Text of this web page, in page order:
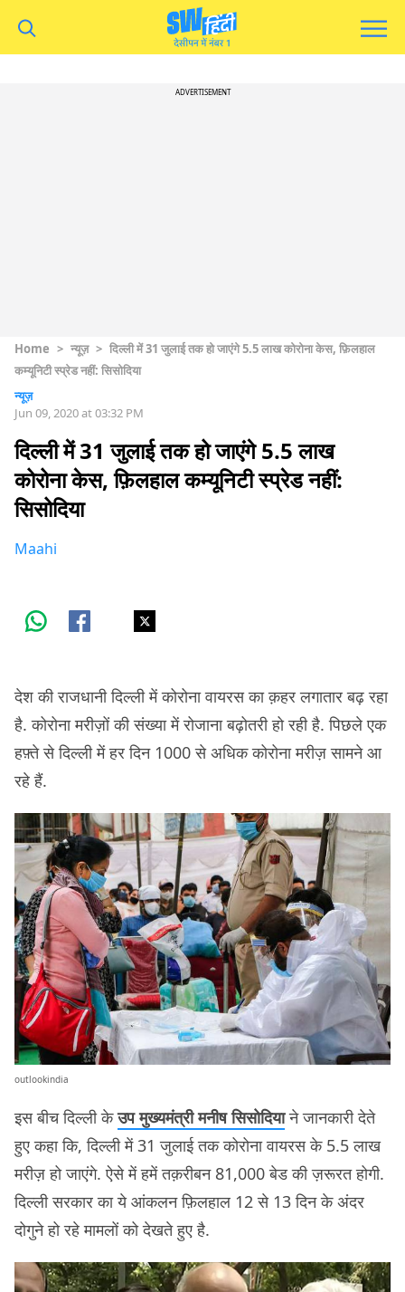
ADVERTISEMENT
Home > न्यूज़ > दिल्ली में 31 जुलाई तक हो जाएंगे 5.5 लाख कोरोना केस, फ़िलहाल
कम्यूनिटी स्प्रेड नहीं: सिसोदिया
न्यूज़
Jun 09, 2020 at 03:32 PM
दिल्ली में 31 जुलाई तक हो जाएंगे 5.5 लाख
कोरोना केस, फ़िलहाल कम्यूनिटी स्प्रेड नहीं:
सिसोदिया
Maahi
देश की राजधानी दिल्ली में कोरोना वायरस का क़हर लगातार बढ़ रहा
है. कोरोना मरीज़ों की संख्या में रोजाना बढ़ोतरी हो रही है. पिछले एक
हफ़्ते से दिल्ली में हर दिन 1000 से अधिक कोरोना मरीज़ सामने आ
रहे हैं.
outlookindia
इस बीच दिल्ली के उप मुख्यमंत्री मनीष सिसोदिया ने जानकारी देते
हुए कहा कि, दिल्ली में 31 जुलाई तक कोरोना वायरस के 5.5 लाख
मरीज़ हो जाएंगे. ऐसे में हमें तक़रीबन 81,000 बेड की ज़रूरत होगी.
दिल्ली सरकार का ये आंकलन फ़िलहाल 12 से 13 दिन के अंदर
दोगुने हो रहे मामलों को देखते हुए है.